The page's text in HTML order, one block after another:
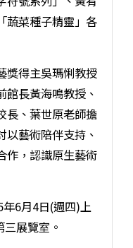
蔬菜種子精靈」各
獎得主吳瑪悧教授
長黃海鳴教授、
長、葉世原老師擔
藝術陪伴支持、
作，認識原生藝術
6月4日(週四)上
展覽室。